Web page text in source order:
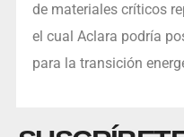
de materiales críticos
el cual Aclara podría
para la transición